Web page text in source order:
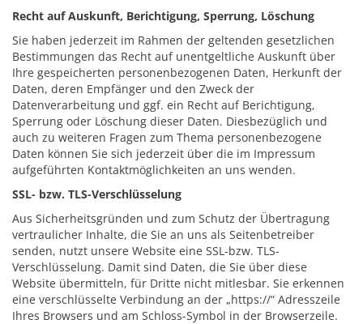
Recht auf Auskunft, Berichtigung, Sperrung, Löschung
Sie haben jederzeit im Rahmen der geltenden gesetzlichen
Bestimmungen das Recht auf unentgeltliche Auskunft über
Ihre gespeicherten personenbezogenen Daten, Herkunft der
Daten, deren Empfänger und den Zweck der
Datenverarbeitung und ggf. ein Recht auf Berichtigung,
Sperrung oder Löschung dieser Daten. Diesbezüglich und
auch zu weiteren Fragen zum Thema personenbezogene
Daten können Sie sich jederzeit über die im Impressum
aufgeführten Kontaktmöglichkeiten an uns wenden.
SSL- bzw. TLS-Verschlüsselung
Aus Sicherheitsgründen und zum Schutz der Übertragung
vertraulicher Inhalte, die Sie an uns als Seitenbetreiber
senden, nutzt unsere Website eine SSL-bzw. TLS-
Verschlüsselung. Damit sind Daten, die Sie über diese
Website übermitteln, für Dritte nicht mitlesbar. Sie erkennen
eine verschlüsselte Verbindung an der „https://“ Adresszeile
Ihres Browsers und am Schloss-Symbol in der Browserzeile.